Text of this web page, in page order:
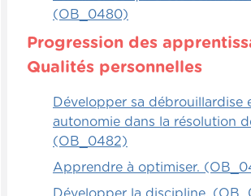
(OB_0480)
Progression des
Qualités personnelles
Développer sa débrouillardise
autonomie dans la résolution
(OB_0482)
Apprendre à optimiser.